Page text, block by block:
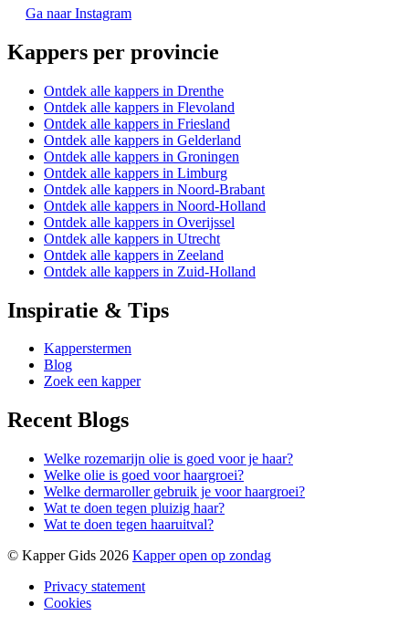
Ga naar Instagram
Kappers per provincie
Ontdek alle kappers in Drenthe
Ontdek alle kappers in Flevoland
Ontdek alle kappers in Friesland
Ontdek alle kappers in Gelderland
Ontdek alle kappers in Groningen
Ontdek alle kappers in Limburg
Ontdek alle kappers in Noord-Brabant
Ontdek alle kappers in Noord-Holland
Ontdek alle kappers in Overijssel
Ontdek alle kappers in Utrecht
Ontdek alle kappers in Zeeland
Ontdek alle kappers in Zuid-Holland
Inspiratie & Tips
Kapperstermen
Blog
Zoek een kapper
Recent Blogs
Welke rozemarijn olie is goed voor je haar?
Welke olie is goed voor haargroei?
Welke dermaroller gebruik je voor haargroei?
Wat te doen tegen pluizig haar?
Wat te doen tegen haaruitval?
© Kapper Gids 2026 Kapper open op zondag
Privacy statement
Cookies